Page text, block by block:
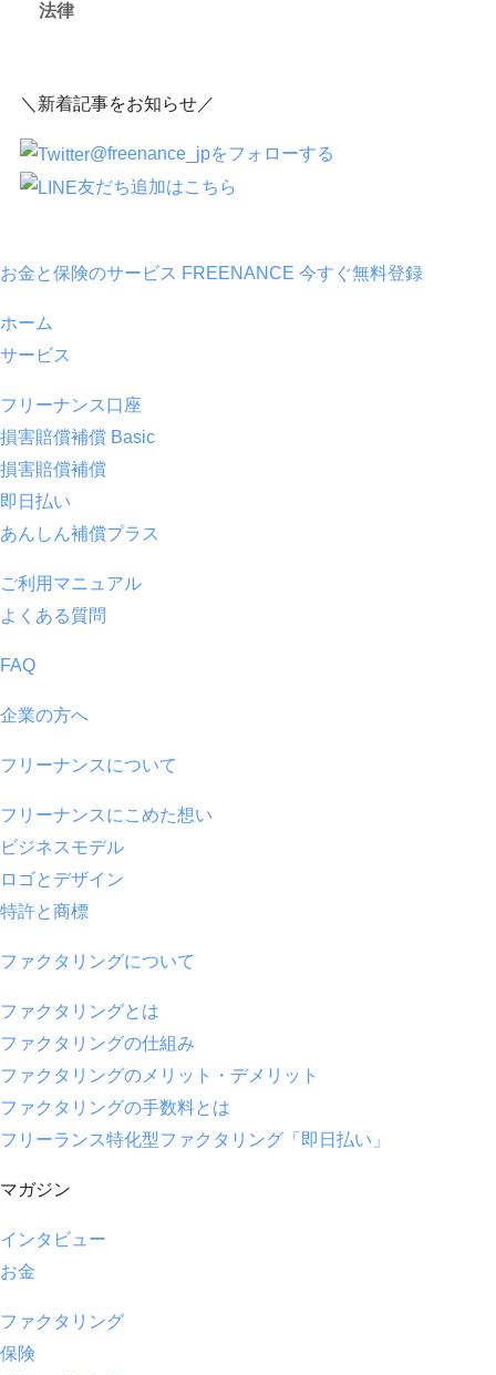
法律
＼新着記事をお知らせ／
@freenance_jpをフォローする
友だち追加はこちら
お金と保険のサービス FREENANCE 今すぐ無料登録
ホーム
サービス
フリーナンス口座
損害賠償補償 Basic
損害賠償補償
即日払い
あんしん補償プラス
ご利用マニュアル
よくある質問
FAQ
企業の方へ
フリーナンスについて
フリーナンスにこめた想い
ビジネスモデル
ロゴとデザイン
特許と商標
ファクタリングについて
ファクタリングとは
ファクタリングの仕組み
ファクタリングのメリット・デメリット
ファクタリングの手数料とは
フリーランス特化型ファクタリング「即日払い」
マガジン
インタビュー
お金
ファクタリング
保険